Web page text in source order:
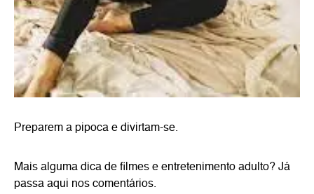
Preparem a pipoca e divirtam-se.
Mais alguma dica de filmes e entretenimento adulto? Já
passa aqui nos comentários.